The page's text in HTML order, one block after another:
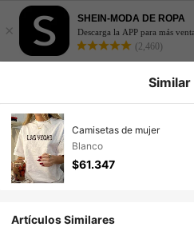
×
SHEIN-MODA DE ROPA
Descarga la APP para más
(2,460)
Similar
Camisetas de mujer
Blanco
$61.347
Artículos Similares